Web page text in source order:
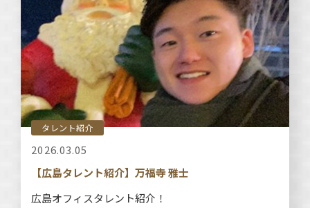
タレント紹介
2026.03.05
【広島タレント紹介】万福寺 雅士
広島オフィスタレント紹介！